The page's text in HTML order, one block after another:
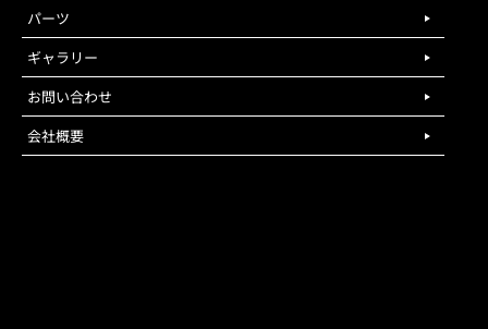
パーツ
ギャラリー
お問い合わせ
会社概要